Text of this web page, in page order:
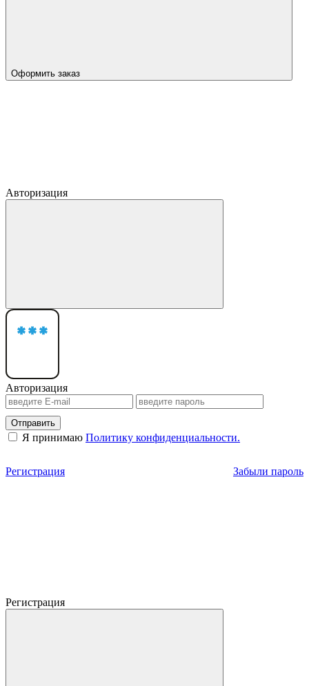
Оформить заказ
Авторизация
Авторизация
Отправить
Я принимаю Политику конфиденциальности.
Регистрация Забыли пароль
Регистрация